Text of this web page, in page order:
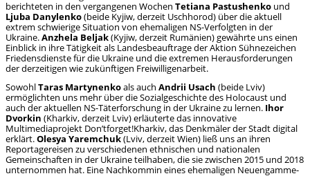
berichteten in den vergangenen Wochen Tetiana Pastushenkound
Ljuba Danylenko(beide Kyjiw, derzeit Uschhorod) über die aktuell
extrem schwierige Situation von ehemaligen NS-Verfolgten in der
Ukraine.Anzhela Beljak(Kyjiw, derzeit Rumänien) gewährte uns einen
Einblick in ihre Tätigkeit als Landesbeauftrage der Aktion Sühnezeichen
Friedensdienste für die Ukraine und die extremen Herausforderungen
der derzeitigen wie zukünftigen Freiwilligenarbeit.
SowohlTaras Martynenkoals auch Andrii Usach (beide Lviv)
ermöglichten uns mehr über die Sozialgeschichte des Holocaust und
auch der aktuellen NS-Täterforschung in der Ukraine zu lernen. Ihor
Dvorkin (Kharkiv, derzeit Lviv) erläuterte das innovative
Multimediaprojekt Don’tforget!Kharkiv, das Denkmäler der Stadt digital
erklärt.Olesya Yaremchuk(Lviv, derzeit Wien) ließ uns an ihren
Reportagereisen zu verschiedenen ethnischen und nationalen
Gemeinschaften in der Ukraine teilhaben, die sie zwischen 2015 und 2018
unternommen hat. Eine Nachkommin eines ehemaligen Neuengamme-